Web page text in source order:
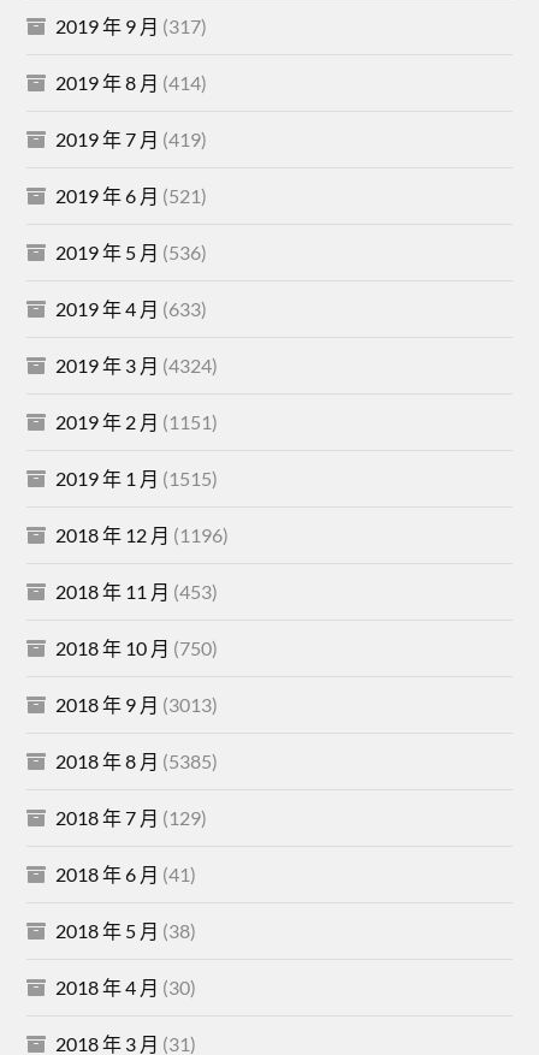
2019 年 9 月 (317)
2019 年 8 月 (414)
2019 年 7 月 (419)
2019 年 6 月 (521)
2019 年 5 月 (536)
2019 年 4 月 (633)
2019 年 3 月 (4324)
2019 年 2 月 (1151)
2019 年 1 月 (1515)
2018 年 12 月 (1196)
2018 年 11 月 (453)
2018 年 10 月 (750)
2018 年 9 月 (3013)
2018 年 8 月 (5385)
2018 年 7 月 (129)
2018 年 6 月 (41)
2018 年 5 月 (38)
2018 年 4 月 (30)
2018 年 3 月 (31)